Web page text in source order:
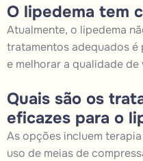
O lipedema tem
Atualmente, o lipedema
tratamentos adequados
e melhorar a qualidade de
Quais são os
eficazes para o
As opções incluem
uso de meias de